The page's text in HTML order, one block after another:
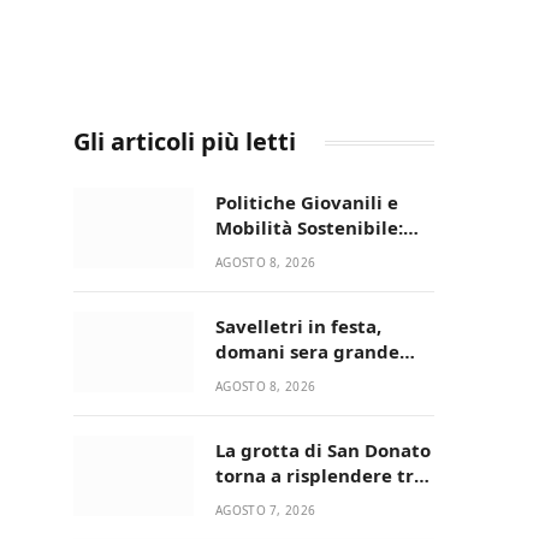
Gli articoli più letti
Politiche Giovanili e
Mobilità Sostenibile:
premiati gli studenti
AGOSTO 8, 2026
Savelletri in festa,
domani sera grande
spettacolo con Uccio De
AGOSTO 8, 2026
La grotta di San Donato
torna a risplendere tra
fede, natura e
AGOSTO 7, 2026